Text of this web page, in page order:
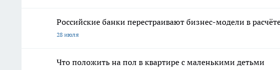
Российские банки перестраивают бизнес-модели в
28 июля
Что положить на пол в квартире с маленькими детьми